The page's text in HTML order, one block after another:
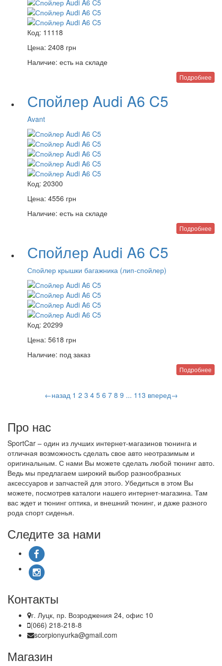
Код: 11118
Цена: 2408 грн
Наличие: есть на складе
Подробнее
Спойлер Audi A6 C5
Avant
Код: 20300
Цена: 4556 грн
Наличие: есть на складе
Подробнее
Спойлер Audi A6 C5
Спойлер крышки багажника (лип-спойлер)
Код: 20299
Цена: 5618 грн
Наличие: под заказ
Подробнее
←назад 1 2 3 4 5 6 7 8 9 ... 113 вперед→
Про нас
SportCar – один из лучших интернет-магазинов тюнинга и
отличная возможность сделать свое авто неотразимым и
оригинальным. С нами Вы можете сделать любой тюнинг авто.
Ведь мы предлагаем широкий выбор разнообразных
аксессуаров и запчастей для этого. Убедиться в этом Вы
можете, посмотрев каталоги нашего интернет-магазина. Там
вас ждет и тюнинг оптика, и внешний тюнинг, и даже разного
рода спорт сиденья.
Следите за нами
Контакты
г. Луцк, пр. Возроджения 24, офис 10
(066) 218-218-8
scorpionyurka@gmail.com
Магазин